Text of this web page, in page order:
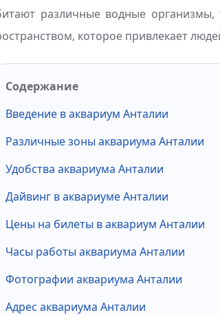
различные водные
которое привлекает
Содержание
Введение в аквариум Анталии
Различные зоны аквариума Анталии
Удобства аквариума Анталии
Дайвинг в аквариуме Анталии
Цены на билеты в аквариум Анталии
Часы работы аквариума Анталии
Фотографии аквариума Анталии
Адрес аквариума Анталии